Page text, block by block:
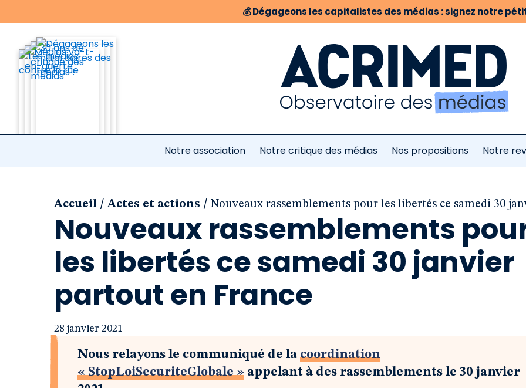
💰Dégageons les capitalistes des médias : signez notre
Notre association Notre critique des médias Nos propositions Notre
Accueil / Actes et actions / Nouveaux rassemblements pour les libertés ce samedi 30
Nouveaux rassemblements
les libertés ce samedi 30 janvier
partout en France
28 janvier 2021
Nous relayons le communiqué de la coordination
« StopLoiSecuriteGlobale » appelant à des rassemblements le 30 janvier